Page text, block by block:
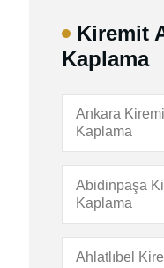
Kiremit
Kaplama
Ankara
Kaplama
Abidinpaşa
Kaplama
Ahlatlıbel